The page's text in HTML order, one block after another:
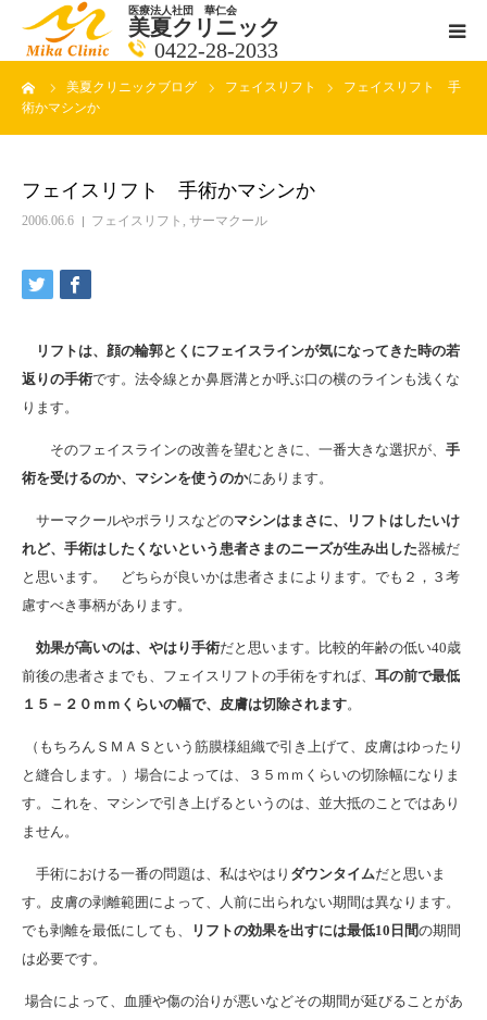
医療法人社団 華仁会
美夏クリニック
0422-28-2033
美夏クリニックブログ フェイスリフト
フェイスリフト 手
術かマシンか
フェイスリフト 手術かマシンか
2006.06.6 フェイスリフト , サーマクール
リフトは、顔の輪郭とくにフェイスラインが気になってきた時の若
返りの手術です。法令線とか鼻唇溝とか呼ぶ口の横のラインも浅くな
ります。
そのフェイスラインの改善を望むときに、一番大きな選択が、 手
術を受けるのか、マシンを使うのかにあります。
サーマクールやポラリスなどのマシンはまさに、リフトはしたいけ
れど、手術はしたくないという患者さまのニーズが生み出した器械だ
と思います。 どちらが良いかは患者さまによります。でも２，３考
慮すべき事柄があります。
効果が高いのは、やはり手術だと思います。比較的年齢の低い40歳
前後の患者さまでも、フェイスリフトの手術をすれば、 耳の前で最低
１５－２０ｍｍくらいの幅で、皮膚は切除されます。
（もちろんＳＭＡＳという筋膜様組織で引き上げて、皮膚はゆったり
と縫合します。）場合によっては、３５ｍｍくらいの切除幅になりま
す。これを、マシンで引き上げるというのは、並大抵のことではあり
ません。
手術における一番の問題は、私はやはり ダウンタイムだと思いま
す。皮膚の剥離範囲によって、人前に出られない期間は異なります。
でも剥離を最低にしても、
リフトの効果を出すには最低10日間の期間
は必要です。
場合によって、血腫や傷の治りが悪いなどその期間が延びることがあ
医師紹介
クリニックの紹介
アクセス
メールで相談